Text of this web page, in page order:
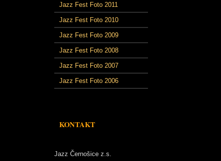
Jazz Fest Foto 2011
Jazz Fest Foto 2010
Jazz Fest Foto 2009
Jazz Fest Foto 2008
Jazz Fest Foto 2007
Jazz Fest Foto 2006
KONTAKT
Jazz Černošice z.s.